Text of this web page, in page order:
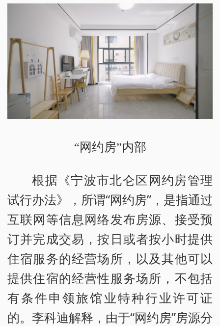
“网约房”内部
根据《宁波市北仑区网约房管理
试行办法》，所谓“网约房”，是指通过
互联网等信息网络发布房源、接受预
订并完成交易，按日或者按小时提供
住宿服务的经营场所，以及其他可以
提供住宿的经营性服务场所，不包括
有条件申领旅馆业特种行业许可证
的。李科迪解释，由于“网约房”房源分